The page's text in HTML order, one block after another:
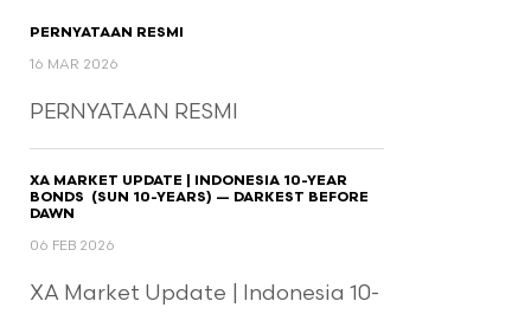
PERNYATAAN RESMI
16 MAR 2026
PERNYATAAN RESMI
XA MARKET UPDATE | INDONESIA 10-YEAR
BONDS (SUN 10-YEARS) — DARKEST BEFORE
DAWN
06 FEB 2026
XA Market Update | Indonesia 10-